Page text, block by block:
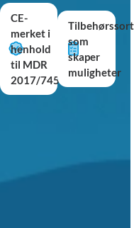
CE-
merket i
henhold
til MDR
2017/745
som
skaper
muligheter